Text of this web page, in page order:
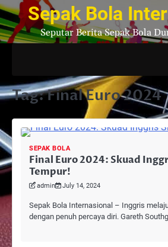
Skip
to
content
Sepak Bola
Seputar Berita Sepak Bola
Tag:Final Euro 2024
SEPAK BOLA
Final Euro 2024: Skuad
Tempur!
admin July 14, 2024
Sepak Bola Internasional – Inggris
dengan penuh percaya diri. Gareth